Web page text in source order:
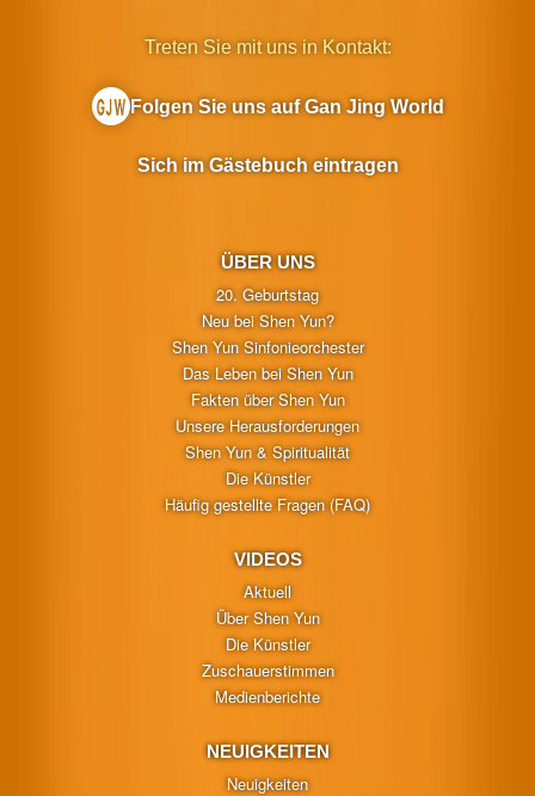
ÜBER UNS
20. Geburtstag
Neu bei Shen Yun?
Shen Yun Sinfonieorchester
Das Leben bei Shen Yun
Fakten über Shen Yun
Unsere Herausforderungen
Shen Yun & Spiritualität
Die Künstler
Häufig gestellte Fragen (FAQ)
VIDEOS
Aktuell
Über Shen Yun
Die Künstler
Zuschauerstimmen
Medienberichte
NEUIGKEITEN
Neuigkeiten
Treten Sie mit uns in Kontakt:
Folgen Sie uns auf Gan Jing World
Sich im Gästebuch eintragen